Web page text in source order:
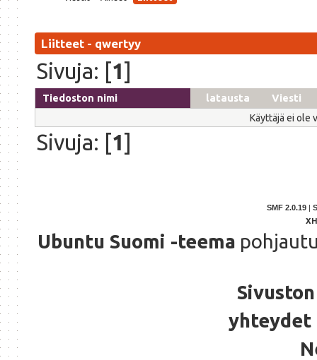
Liitteet - qwertyy
Sivuja: [1]
Tiedoston nimi latausta Viesti
Käyttäjä ei ole
Sivuja: [1]
SMF 2.0.19 |
Ubuntu Suomi -teema
yhteydet